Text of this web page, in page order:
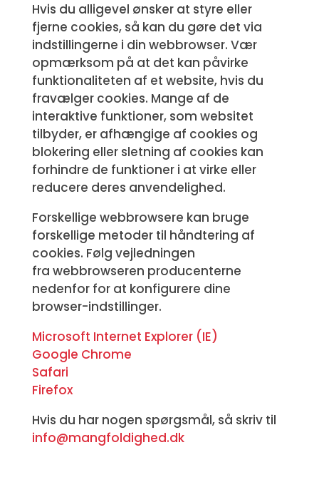
Hvis du alligevel ønsker at styre eller
fjerne cookies, så kan du gøre det via
indstillingerne i din webbrowser. Vær
opmærksom på at det kan påvirke
funktionaliteten af et website, hvis du
fravælger cookies. Mange af de
interaktive funktioner, som websitet
tilbyder, er afhængige af cookies og
blokering eller sletning af cookies kan
forhindre de funktioner i at virke eller
reducere deres anvendelighed.
Forskellige webbrowsere kan bruge
forskellige metoder til håndtering af
cookies. Følg vejledningen
fra webbrowseren producenterne
nedenfor for at konfigurere dine
browser-indstillinger.
Microsoft Internet Explorer (IE)
Google Chrome
Safari
Firefox
Hvis du har nogen spørgsmål, så skriv til
info@mangfoldighed.dk